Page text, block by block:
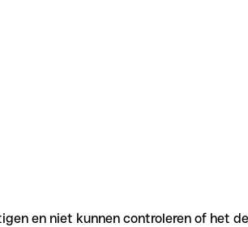
en niet kunnen controleren of het